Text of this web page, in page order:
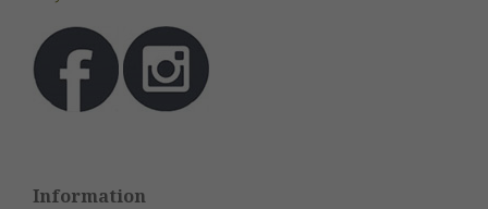
Information